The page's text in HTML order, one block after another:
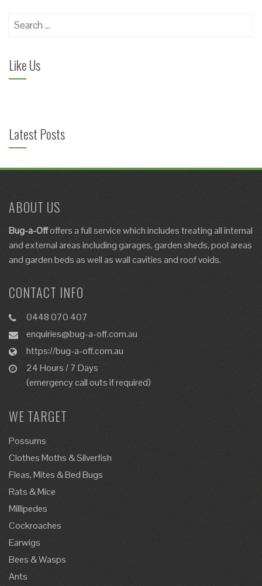
Search
Like Us
Latest Posts
ABOUT US
Bug-a-Offoffers a full service which includestreatingall internal
and external areas including garages, garden sheds, pool areas
and garden beds as well aswall cavities and roof voids.
CONTACT INFO
0448 070 407
enquiries@bug-a-off.com.au
https://bug-a-off.com.au
24 Hours / 7 Days
(emergency call outs if required)
WE TARGET
Possums
Clothes Moths & Silverfish
Fleas, Mites & Bed Bugs
Rats & Mice
Millipedes
Cockroaches
Earwigs
Bees & Wasps
Ants